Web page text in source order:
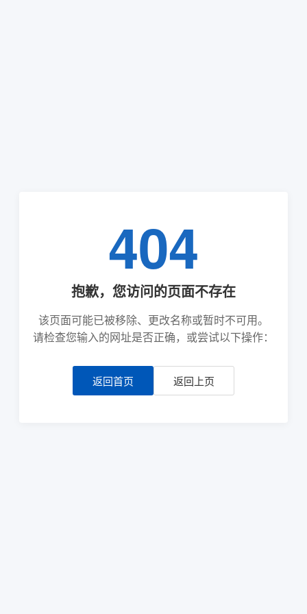
404
抱歉，您访问的页面不存在
该页面可能已被移除、更改名称或暂时不可用。
请检查您输入的网址是否正确，或尝试以下操作：
返回首页 返回上页